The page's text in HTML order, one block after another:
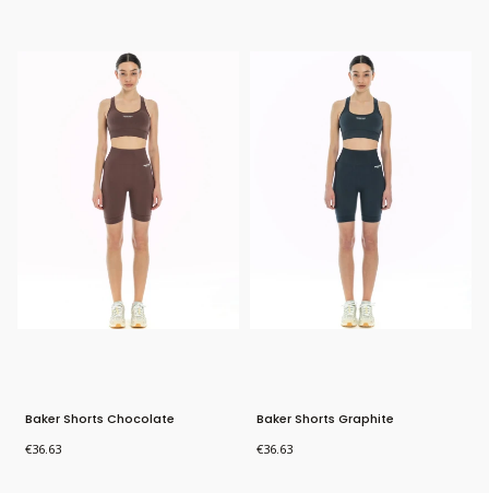
Baker Shorts Chocolate
Price
€36.63
Baker Shorts Graphite
Price
€36.63